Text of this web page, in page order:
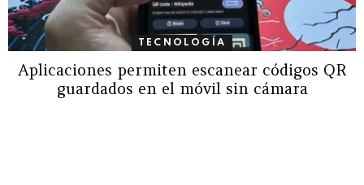
TECNOLOGÍA
Aplicaciones permiten escanear códigos QR
guardados en el móvil sin cámara